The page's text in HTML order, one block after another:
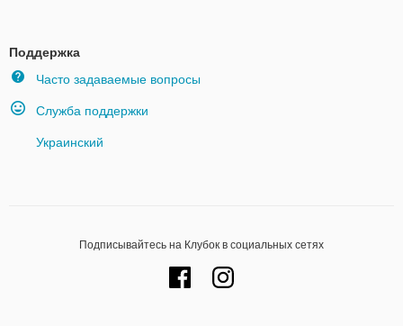
Поддержка
Часто задаваемые вопросы
Служба поддержки
Украинский
Подписывайтесь на Клубок в социальных сетях